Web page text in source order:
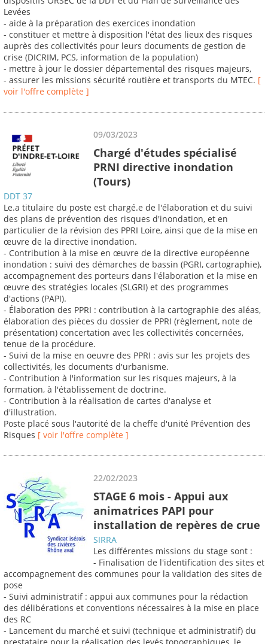
Levées
- aide à la préparation des exercices inondation
- constituer et mettre à disposition l'état des lieux des risques
auprès des collectivités pour leurs documents de gestion de
crise (DICRIM, PCS, information de la population)
- mettre à jour le dossier départemental des risques majeurs,
- assurer les missions sécurité routière et transports du MTEC. [
voir l'offre complète ]
09/03/2023
Chargé d'études spécialisé
PRNI directive inondation
(Tours)
DDT 37
Le.a titulaire du poste est chargé.e de l'élaboration et du suivi
des plans de prévention des risques d'inondation, et en
particulier de la révision des PPRI Loire, ainsi que de la mise en
œuvre de la directive inondation.
- Contribution à la mise en œuvre de la directive européenne
inondation : suivi des démarches de bassin (PGRI, cartographie),
accompagnement des porteurs dans l'élaboration et la mise en
œuvre des stratégies locales (SLGRI) et des programmes
d'actions (PAPI).
- Élaboration des PPRI : contribution à la cartographie des aléas,
élaboration des pièces du dossier de PPRI (règlement, note de
présentation) concertation avec les collectivités concernées,
tenue de la procédure.
- Suivi de la mise en oeuvre des PPRI : avis sur les projets des
collectivités, les documents d'urbanisme.
- Contribution à l'information sur les risques majeurs, à la
formation, à l'établissement de doctrine.
- Contribution à la réalisation de cartes d'analyse et
d'illustration.
Poste placé sous l'autorité de la cheffe d'unité Prévention des
Risques [ voir l'offre complète ]
22/02/2023
STAGE 6 mois - Appui aux
animatrices PAPI pour
installation de repères de crue
SIRRA
Les différentes missions du stage sont :
- Finalisation de l'identification des sites et
accompagnement des communes pour la validation des sites de
pose
- Suivi administratif : appui aux communes pour la rédaction
des délibérations et conventions nécessaires à la mise en place
des RC
- Lancement du marché et suivi (technique et administratif) du